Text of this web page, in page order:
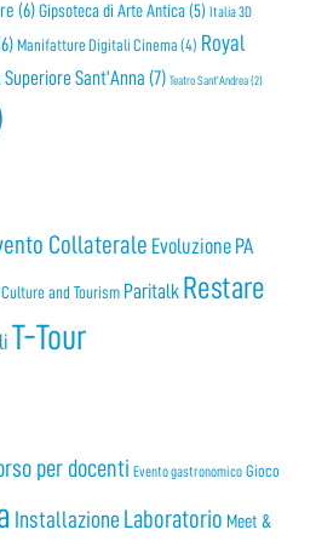
(6)Gipsoteca di Arte Antica(5) Italia 3D
Manifatture Digitali Cinema (4) Royal
Sant’Anna (7) Teatro Sant’Andrea(2)
Collaterale Evoluzione PA
and Tourism Paritalk Restare
T-Tour
per docenti Evento gastronomico Gioco
Installazione Laboratorio Meet &